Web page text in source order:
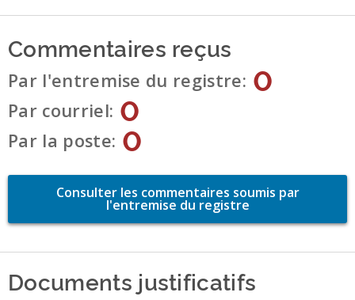
Commentaires reçus
Par l'entremise du registre 0
Par courriel 0
Par la poste 0
Consulter les commentaires soumis par
l'entremise du registre
Documents justificatifs